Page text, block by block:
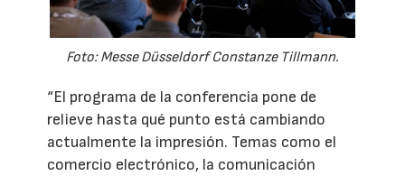
Foto: Messe Düsseldorf Constanze Tillmann.
“El programa de la conferencia pone de
relieve hasta qué punto está cambiando
actualmente la impresión. Temas como el
comercio electrónico, la comunicación